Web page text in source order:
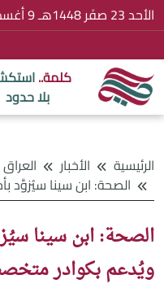
الأحد 23 صفَر 1448هـ 9 أغسطس 2026
كلمة..
بلا حدود
الرئيسية الأخبار
العراق
الصحة: ابن سينا سيُزوَّد بأجهزة طبية متطورة
الصحة: ابن سينا
ويُدعم بكوادر